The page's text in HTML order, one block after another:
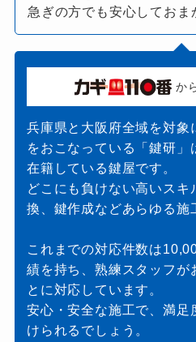
急ぎの方でも安心しておま
か
兵庫県と大阪府全域を対象
をおこなっている「鍵研」
在籍している鍵屋です。
どこにも負けない高いスキ
換、鍵作成などあらゆる施
これまでの対応件数は
績を持ち、熟練スタッフが
とに対応しています。
安心・安全な施工で、満足
けられるでしょう。